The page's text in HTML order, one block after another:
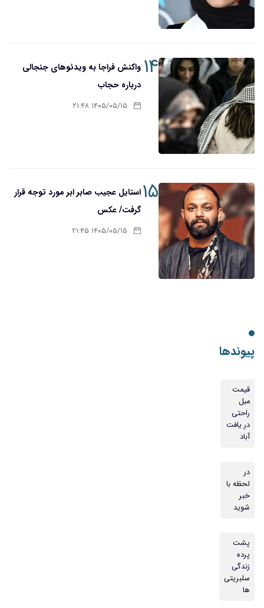
۱۴ واکنش فراجا به ویدئوهای جنجالی
درباره حجاب
۱۴۰۵/۰۵/۱۵ ۲۱:۴۸
۱۵استایل عجیب صابر ابر مورد توجه قرار
گرفت/ عکس
۱۴۰۵/۰۵/۱۵ ۲۱:۴۵
پیوندها
قیمت
مبل
راحتی
در یافت
آباد
در
لحظه با
خبر
شوید
پشت
پرده
زندگی
سلبریتی
ها